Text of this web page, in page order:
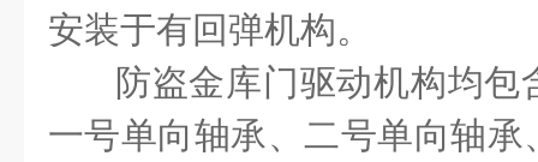
安装于有回弹机构。
防盗金库门驱动机构均包
一号单向轴承、二号单向轴